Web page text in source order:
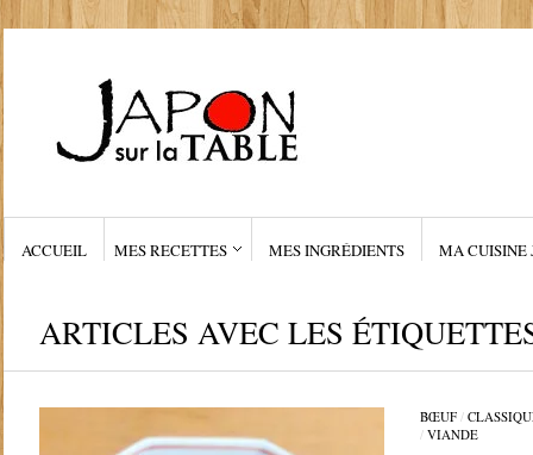
ACCUEIL MES RECETTES MES INGRÉDIENTS MA CUISINE
ARTICLES AVEC LES
BŒUF/
/ VIANDE